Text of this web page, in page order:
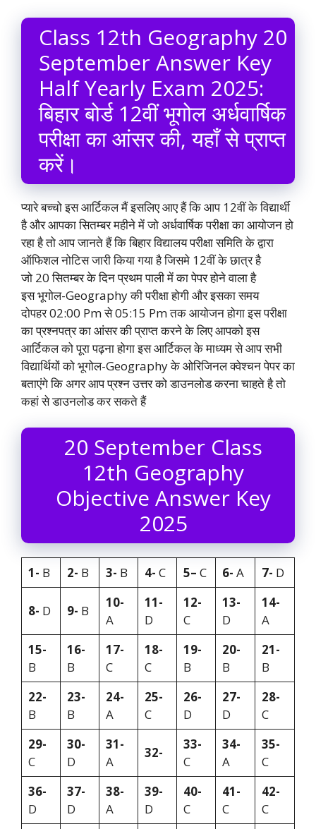
Class 12th Geography 20
September Answer Key
Half Yearly Exam 2025:
बिहार बोर्ड 12वीं भूगोल अर्धवार्षिक
परीक्षा का आंसर की, यहाँ से प्राप्त
करें।
प्यारे बच्चो इस आर्टिकल मैं इसलिए आए हैं कि आप 12वीं के विद्यार्थी
है और आपका सितम्बर महीने में जो अर्धवार्षिक परीक्षा का आयोजन हो
रहा है तो आप जानते हैं कि बिहार विद्यालय परीक्षा समिति के द्वारा
ऑफिशल नोटिस जारी किया गया है जिसमे 12वीं के छात्र है
जो 20 सितम्बर के दिन प्रथम पाली में का पेपर होने वाला है
इस भूगोल-Geography की परीक्षा होगी और इसका समय
दोपहर 02:00 Pm से 05:15 Pm तक आयोजन होगा इस परीक्षा
का प्रश्नपत्र का आंसर की प्राप्त करने के लिए आपको इस
आर्टिकल को पूरा पढ़ना होगा इस आर्टिकल के माध्यम से आप सभी
विद्यार्थियों को भूगोल-Geography के ओरिजिनल क्वेश्चन पेपर का
बताएंगे कि अगर आप प्रश्न उत्तर को डाउनलोड करना चाहते है तो
कहां से डाउनलोड कर सकते हैं
20 September Class
12th Geography
Objective Answer Key
2025
1- B 2- B 3- B 4- C 5– C 6- A 7- D
8- D 9- B
10-
A
11-
D
12-
C
13-
D
14-
A
15-
B
16-
B
17-
C
18-
C
19-
B
20-
B
21-
B
22-
B
23-
B
24-
A
25-
C
26-
D
27-
D
28-
C
29-
C
30-
D
31-
A
32-
33-
C
34-
A
35-
C
36-
D
37-
D
38-
A
39-
D
40-
C
41-
C
42-
C